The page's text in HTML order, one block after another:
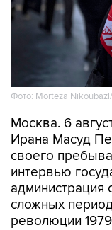
Фото: Morteza
Москва. 6
Ирана Масуд
своего
интервью
администрация
сложных
революции